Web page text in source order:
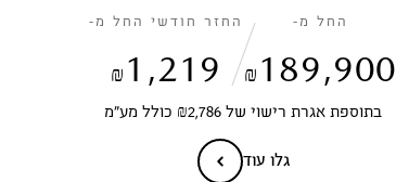
החל מ-
₪ 189,900
החזר חודשי החל מ-
₪ 1,219
בתוספת אגרת רישוי של ₪2,786 כולל מע״מ
גלו עוד